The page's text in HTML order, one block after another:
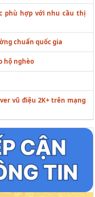
phù hợp với nhu cầu thị
chuẩn quốc gia
hộ nghèo
vũ điệu 2K+ trên mạng